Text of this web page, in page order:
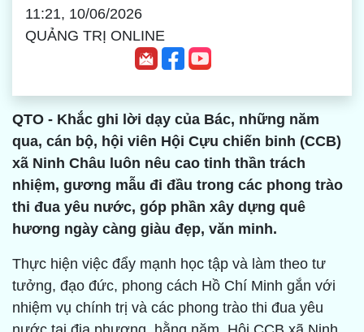
11:21, 10/06/2026
QUẢNG TRỊ ONLINE
QTO - Khắc ghi lời dạy của Bác, những năm
qua, cán bộ, hội viên Hội Cựu chiến binh (CCB)
xã Ninh Châu luôn nêu cao tinh thần trách
nhiệm, gương mẫu đi đầu trong các phong trào
thi đua yêu nước, góp phần xây dựng quê
hương ngày càng giàu đẹp, văn minh.
Thực hiện việc đẩy mạnh học tập và làm theo tư
tưởng, đạo đức, phong cách Hồ Chí Minh gắn với
nhiệm vụ chính trị và các phong trào thi đua yêu